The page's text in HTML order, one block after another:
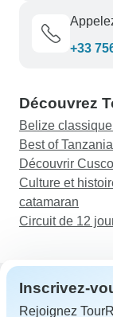
+33
Découvrez
Belize classique
Best of
Découvrir Cusco
Culture et
catamaran
Circuit de 12
Assistance
Inscrivez-
Rejoignez